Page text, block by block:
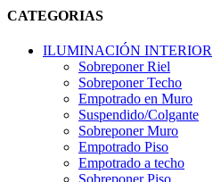
CATEGORIAS
ILUMINACIÓN INTERIOR
Sobreponer Riel
Sobreponer Techo
Empotrado en Muro
Suspendido/Colgante
Sobreponer Muro
Empotrado Piso
Empotrado a techo